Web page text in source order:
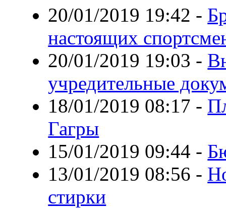
20/01/2019 19:42 -
настоящих
20/01/2019 19:03 -
учредительные
18/01/2019 08:17 -
Гагры
15/01/2019 09:44 -
13/01/2019 08:56 -
стирки